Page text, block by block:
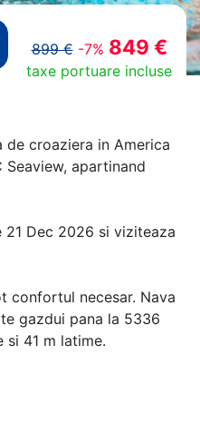
899 € -7% 849 €
taxe portuare incluse
croaziera in America
Seaview, apartinand
Dec 2026 si viziteaza
confortul necesar. Nava
gazdui pana la 5336
si 41 m latime.